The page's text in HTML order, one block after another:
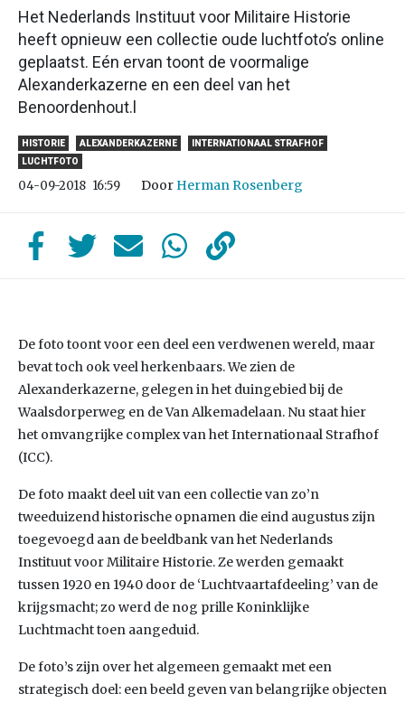
Het Nederlands Instituut voor Militaire Historie
heeft opnieuw een collectie oude luchtfoto’s online
geplaatst. Eén ervan toont de voormalige
Alexanderkazerne en een deel van het
Benoordenhout.l
HISTORIE ALEXANDERKAZERNE
INTERNATIONAAL STRAFHOF
LUCHTFOTO
04-09-2018 16:59 Door Herman Rosenberg
De foto toont voor een deel een verdwenen wereld, maar
bevat toch ook veel herkenbaars. We zien de
Alexanderkazerne, gelegen in het duingebied bij de
Waalsdorperweg en de Van Alkemadelaan. Nu staat hier
het omvangrijke complex van het Internationaal Strafhof
(ICC).
De foto maakt deel uit van een collectie van zo’n
tweeduizend historische opnamen die eind augustus zijn
toegevoegd aan de beeldbank van het Nederlands
Instituut voor Militaire Historie. Ze werden gemaakt
tussen 1920 en 1940 door de ‘Luchtvaartafdeeling’ van de
krijgsmacht; zo werd de nog prille Koninklijke
Luchtmacht toen aangeduid.
De foto’s zijn over het algemeen gemaakt met een
strategisch doel: een beeld geven van belangrijke objecten